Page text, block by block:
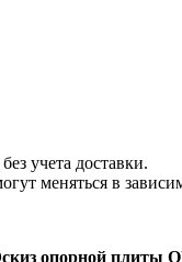
учета доставки.
меняться в
опорной плиты